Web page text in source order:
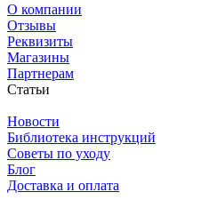
О компании
Отзывы
Реквизиты
Магазины
Партнерам
Статьи
Новости
Библиотека инструкций
Советы по уходу
Блог
Доставка и оплата